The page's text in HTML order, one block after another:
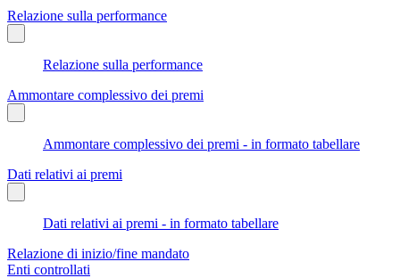
Relazione sulla performance
Relazione sulla performance
Ammontare complessivo dei premi
Ammontare complessivo dei premi - in formato tabellare
Dati relativi ai premi
Dati relativi ai premi - in formato tabellare
Relazione di inizio/fine mandato
Enti controllati